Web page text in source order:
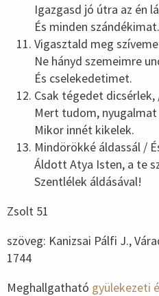
Igazgasd jó útra az én
És minden szándékimat.
Vigasztald meg
Ne hányd szemeimre
És cselekedetimet.
Csak tégedet
Mert tudom,
Mikor innét kikelek.
Mindörökké áldassál /
Áldott Atya Isten, a te
Szentlélek áldásával!
Zsolt 51
szöveg: Kanizsai Pálfi J.,
1744
Meghallgatható gyülekezeti